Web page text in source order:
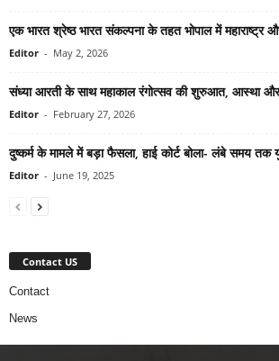
एक भारत श्रेष्ठ भारत संकल्पना के तहत भोपाल में महाराष्ट्र
Editor - May 2, 2026
संध्या आरती के साथ महाकाल रंगोत्सव की शुरुआत, आस्था
Editor - February 27, 2026
दुष्कर्म के मामले में बड़ा फैसला, हाई कोर्ट बोला- लंबे समय
Editor - June 19, 2025
Contact US
Contact
News